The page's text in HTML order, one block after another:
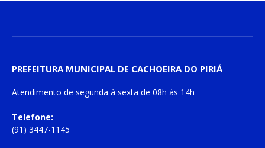
PREFEITURA MUNICIPAL DE CACHOEIRA DO PIRIÁ
Atendimento de segunda à sexta de 08h às 14h
Telefone:
(91) 3447-1145